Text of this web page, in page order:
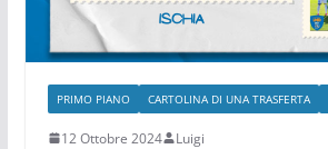
PRIMO PIANO CARTOLINA DI UNA TRASFERTA
12 Ottobre 2024 Luigi